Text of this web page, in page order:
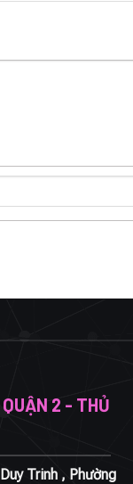
2 - THỦ
Trinh , Phường